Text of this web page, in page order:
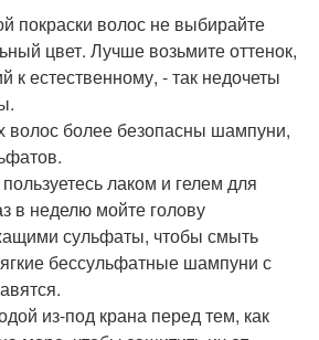
покраски волос не выбирайте
цвет. Лучше возьмите оттенок,
к естественному, - так недочеты
волос более безопасны шампуни,
лаком и гелем для
в неделю мойте голову
сульфаты, чтобы смыть
бессульфатные шампуни с
из-под крана перед тем, как